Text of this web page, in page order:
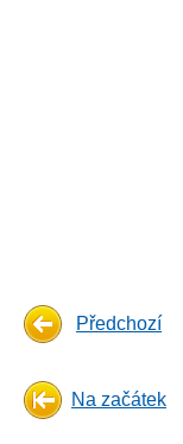
Předchozí
Na začátek